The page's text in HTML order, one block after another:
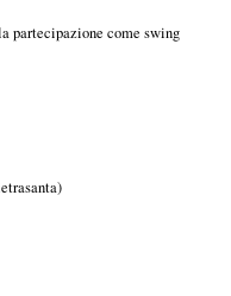
partecipazione come swing